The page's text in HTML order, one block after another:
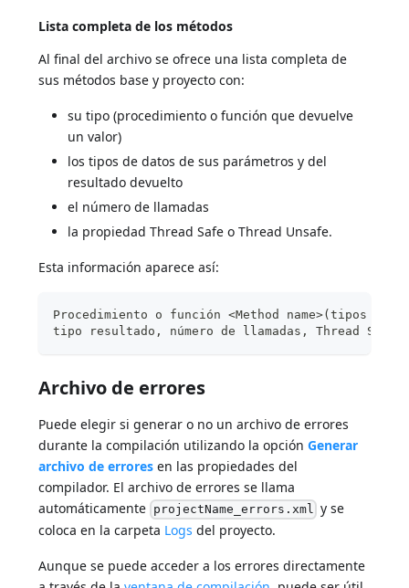
Lista completa de los métodos
Al final del archivo se ofrece una lista completa de
sus métodos base y proyecto con:
su tipo (procedimiento o función que devuelve
un valor)
los tipos de datos de sus parámetros y del
resultado devuelto
el número de llamadas
la propiedad Thread Safe o Thread Unsafe.
Esta información aparece así:
Procedimiento o función <Method name>(tipos de
tipo resultado, número de llamadas, Thread Safe
Archivo de errores
Puede elegir si generar o no un archivo de errores
durante la compilación utilizando la opciónGenerar
archivo de errores en las propiedades del
compilador. El archivo de errores se llama
automáticamente projectName_errors.xml y se
coloca en la carpeta Logs del proyecto.
Aunque se puede acceder a los errores directamente